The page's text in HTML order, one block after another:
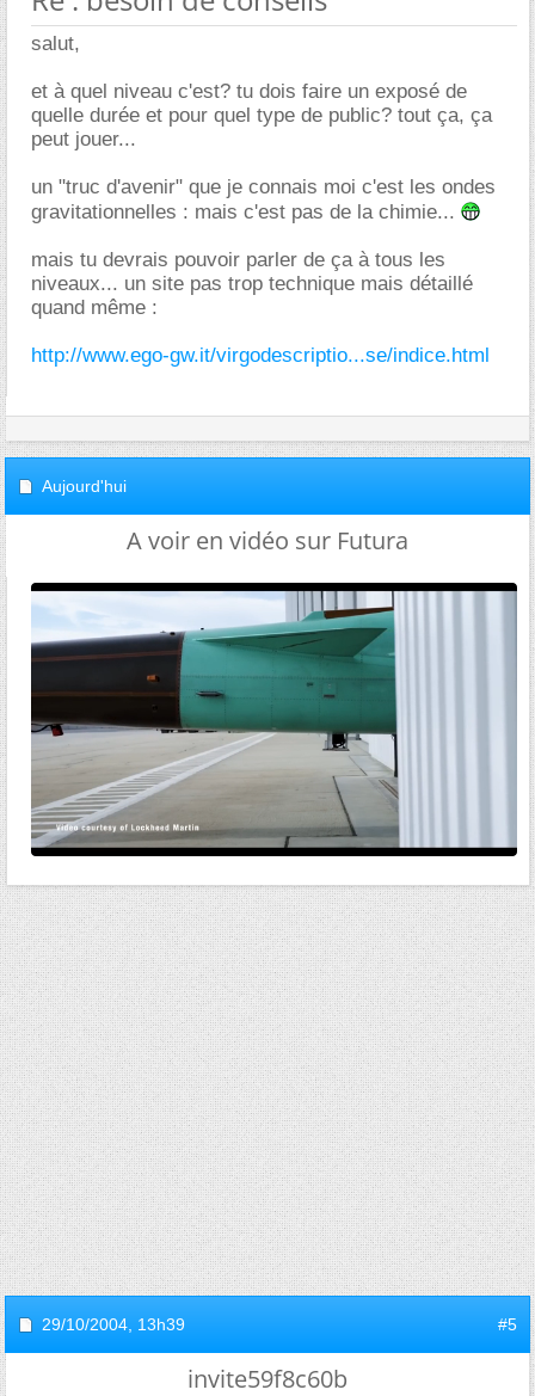
salut,
et à quel niveau c'est? tu dois faire un exposé de
quelle durée et pour quel type de public? tout ça, ça
peut jouer...
un "truc d'avenir" que je connais moi c'est les ondes
gravitationnelles : mais c'est pas de la chimie...
mais tu devrais pouvoir parler de ça à tous les
niveaux... un site pas trop technique mais détaillé
quand même :
http://www.ego-gw.it/virgodescriptio...se/indice.html
Aujourd'hui
A voir en vidéo sur Futura
29/10/2004, 13h39 #5
invite59f8c60b